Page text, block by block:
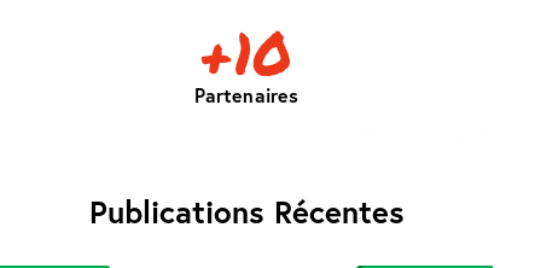
Partenaires
+10
Publications Récentes